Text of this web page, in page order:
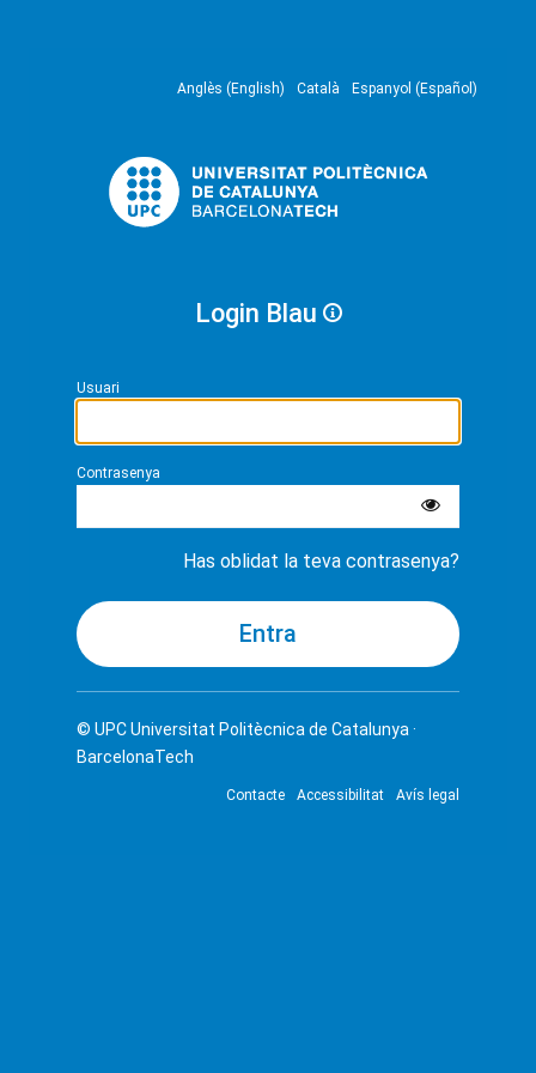
Anglès (English) Català Espanyol (Español)
Login Blau
Usuari
Contrasenya
Has oblidat la teva contrasenya?
© UPCUniversitat Politècnica de Catalunya ·
BarcelonaTech
Contacte Accessibilitat Avís legal